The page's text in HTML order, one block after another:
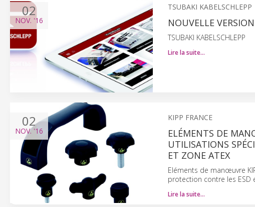
02
NOV. '16
TSUBAKI KABELSCHLEPP
NOUVELLE
TSUBAKI KABELSCHLEPP
Lire la suite…
02
NOV.'16
KIPP FRANCE
ELÉMENTS DE
UTILISATIONS
ET ZONE ATEX
Eléments de manœuvre
protection contre les ESD
Lire la suite…